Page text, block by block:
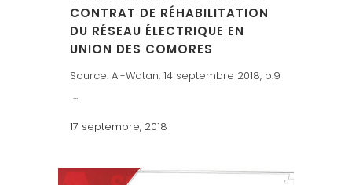
CONTRAT DE RÉHABILITATION
DU RÉSEAU ÉLECTRIQUE EN
UNION DES COMORES
Source: Al-Watan, 14 septembre 2018, p.9
...
17 septembre, 2018